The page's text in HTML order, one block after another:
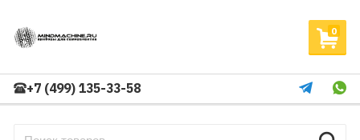
0
+7 (499) 135-33-58